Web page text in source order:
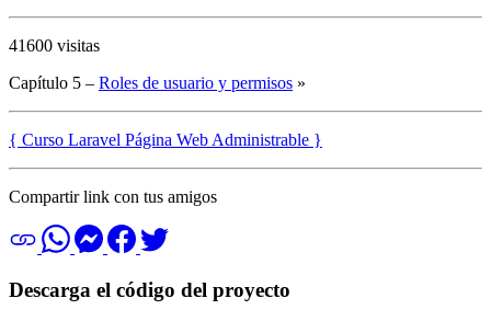
41600 visitas
Capítulo 5 – Roles de usuario y permisos »
{ Curso Laravel Página Web Administrable }
Compartir link con tus amigos
Descarga el código del proyecto